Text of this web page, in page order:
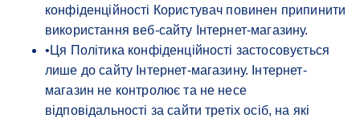
конфіденційності Користувач повинен припинити
використання веб-сайту Інтернет-магазину.
• Ця Політика конфіденційності застосовується
лише до сайту Інтернет-магазину. Інтернет-
магазин не контролює та не несе
відповідальності за сайти третіх осіб, на які